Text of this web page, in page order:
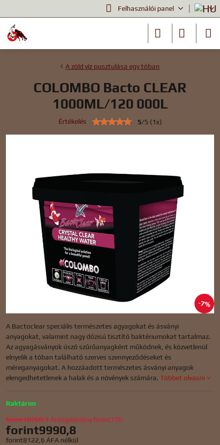
Felhasználói panel
7%
A zöld víz pusztulása egy tóban
COLOMBO Bacto CLEAR
1000ML/120 000L
Értékelés 5/5 (1x)
A Bactoclear speciális természetes agyagokat és ásványi
anyagokat, valamint nagy dózisú tisztító baktériumokat tartalmaz.
Az agyagásványok úszó szűrőanyagként működnek, és közvetlenül
elnyelik a tóban található szerves szennyeződéseket és
méreganyagokat. A hozzáadott természetes ásványi anyagok
elengedhetetlenek a halak és a növények számára. Többet olvasni
Raktáron
forint10760,7 Árengedményforint770
forint9990,8
forint8122,6 ÁFA nélkül